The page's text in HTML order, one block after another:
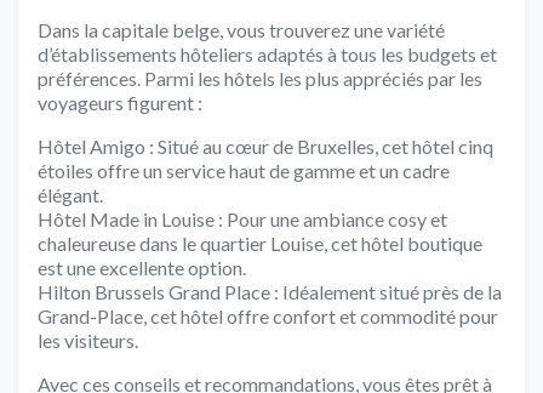
Dans la capitale belge, vous trouverez une variété
d’établissements hôteliers adaptés à tous les budgets et
préférences. Parmi les hôtels les plus appréciés par les
voyageurs figurent :
Hôtel Amigo : Situé au cœur de Bruxelles, cet hôtel cinq
étoiles offre un service haut de gamme et un cadre
élégant.
Hôtel Made in Louise : Pour une ambiance cosy et
chaleureuse dans le quartier Louise, cet hôtel boutique
est une excellente option.
Hilton Brussels Grand Place : Idéalement situé près de la
Grand-Place, cet hôtel offre confort et commodité pour
les visiteurs.
Avec ces conseils et recommandations, vous êtes prêt à